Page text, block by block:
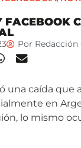
FACEBOOK
Por Redacción
una caída que
en
lo mismo